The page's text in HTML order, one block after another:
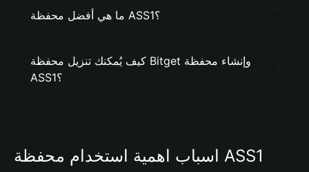
ما هي أفضل محفظة ASS1؟
كيف يُمكنك تنزيل محفظة Bitget وإنشاء محفظة
ASS1؟
أسباب أهمية استخدام محفظة ASS1